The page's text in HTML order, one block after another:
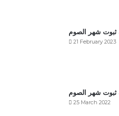
21 February 2023
25 March 2022